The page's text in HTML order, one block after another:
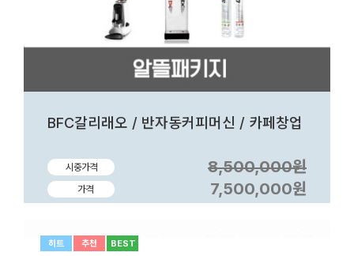
BFC갈리래오 / 반자동커피머신 / 카페창업
시중가격 8,500,000원
가격 7,500,000원
히트 추천 BEST